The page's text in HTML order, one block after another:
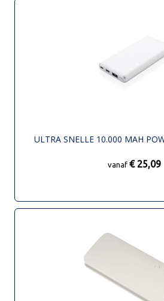
ULTRA SNELLE 10.000 MAH
vanaf € 25,09